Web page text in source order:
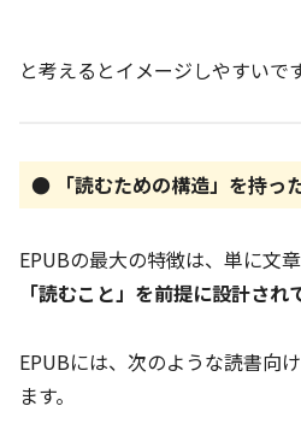
と考えるとイメージしやすいです
● 「読むための構造」を持っ
EPUBの最大の特徴は、単に文
「読むこと」を前提に設計され
EPUBには、次のような読書向
ます。